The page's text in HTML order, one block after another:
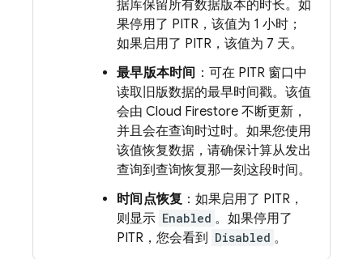
据库保留所有数据版本的时长。如
果停用了 PITR，该值为 1 小时；
如果启用了 PITR，该值为 7 天。
最早版本时间 ：可在 PITR 窗口中
读取旧版数据的最早时间戳。该值
会由 Cloud Firestore 不断更新，
并且会在查询时过时。如果您使用
该值恢复数据，请确保计算从发出
查询到查询恢复那一刻这段时间。
时间点恢复 ：如果启用了 PITR，
则显示 Enabled 。如果停用了
PITR，您会看到 Disabled 。